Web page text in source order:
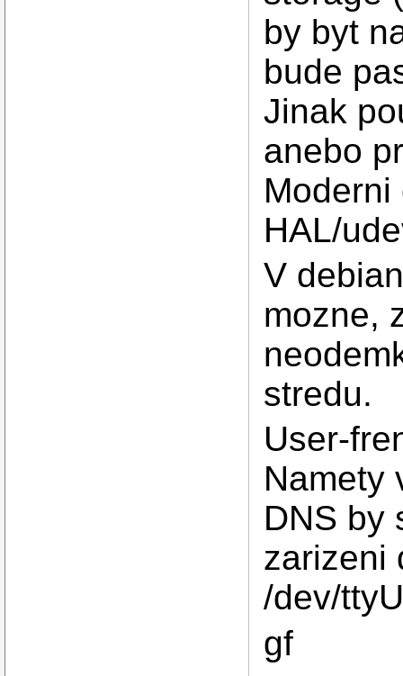
by byt
bude
Jinak
anebo
HAL/
V
mozne,
stredu.
User-
Namety
DNS by
zarizeni
/dev/
gf